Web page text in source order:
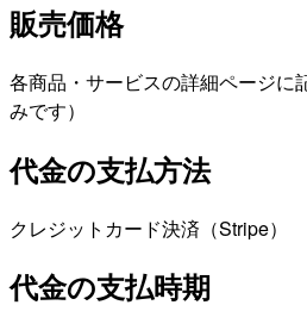
販売価格
各商品・サービスの詳細ページに
みです）
代金の支払方法
クレジットカード決済（Stripe）
代金の支払時期